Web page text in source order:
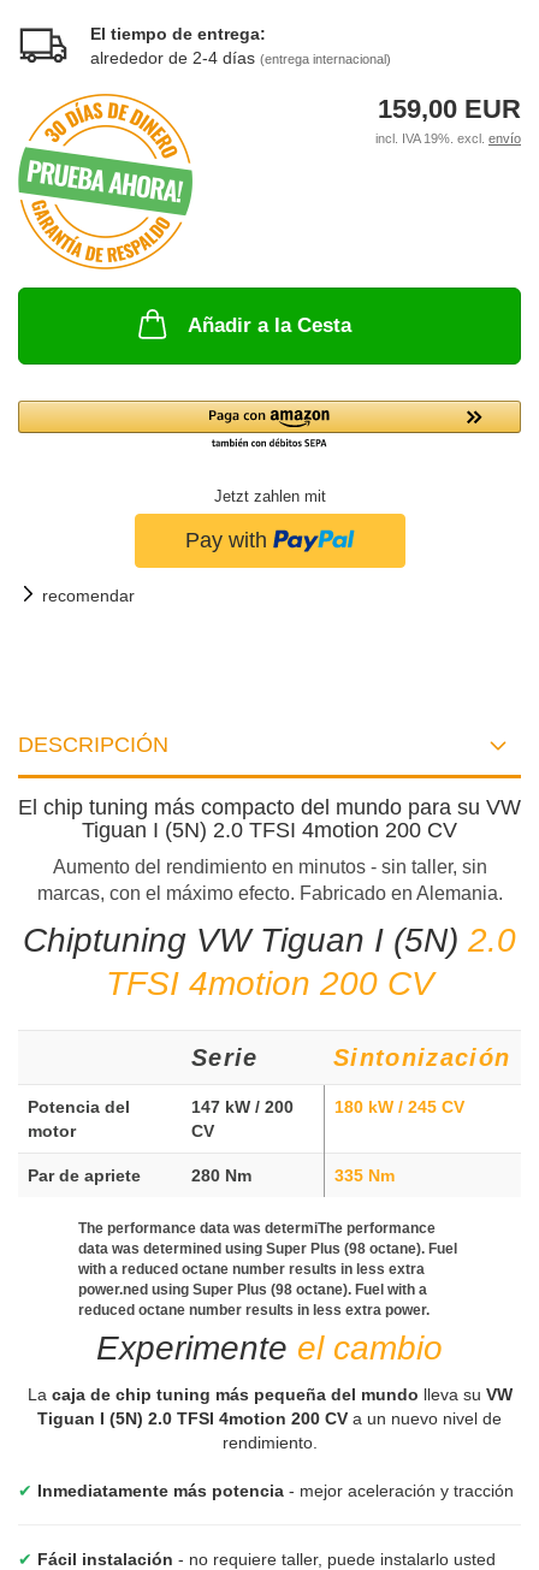
El tiempo de entrega:
alrededor de 2-4 días (entrega internacional)
159,00 EUR
incl. IVA 19%. excl. envío
Añadir a la Cesta
Jetzt zahlen mit
recomendar
DESCRIPCIÓN
El chip tuning más compacto del mundo para su VW
Tiguan I (5N) 2.0 TFSI 4motion 200 CV
Aumento del rendimiento en minutos - sin taller, sin
marcas, con el máximo efecto. Fabricado en Alemania.
Chiptuning VW Tiguan I (5N) 2.0
TFSI 4motion 200 CV
Serie Sintonización
Potencia del
motor
147 kW / 200
CV
180 kW / 245 CV
Par de apriete 280 Nm 335 Nm
The performance data was determiThe performance
data was determined using Super Plus (98 octane). Fuel
with a reduced octane number results in less extra
power.ned using Super Plus (98 octane). Fuel with a
reduced octane number results in less extra power.
Experimente el cambio
La caja de chip tuning más pequeña del mundo lleva su VW
Tiguan I (5N) 2.0 TFSI 4motion 200 CV a un nuevo nivel de
rendimiento.
✔ Inmediatamente más potencia - mejor aceleración y tracción
✔ Fácil instalación - no requiere taller, puede instalarlo usted